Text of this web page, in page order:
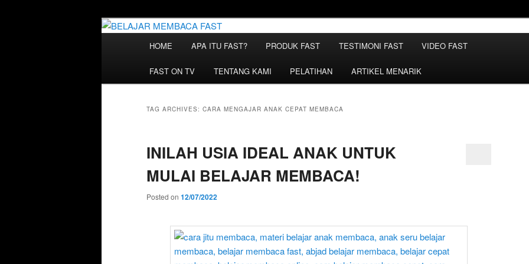
BELAJAR MEMBACA FAST
Belajar Membaca Anak | Buku Belajar Membaca | Cara Cepat Belajar Membaca | Game Belajar
HOME APA ITU FAST? PRODUK FAST TESTIMONI FAST VIDEO FAST
FAST ON TV TENTANG KAMI PELATIHAN ARTIKEL MENARIK
TAG ARCHIVES: CARA MENGAJAR ANAK CEPAT MEMBACA
INILAH USIA IDEAL ANAK UNTUK
MULAI BELAJAR MEMBACA!
Posted on 12/07/2022